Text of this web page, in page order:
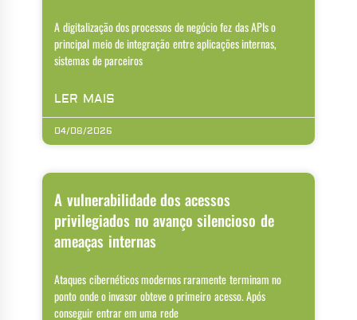
A digitalização dos processos de negócio fez das APIs o
principal meio de integração entre aplicações internas,
sistemas de parceiros
LER MAIS
04/08/2026
A vulnerabilidade dos acessos
privilegiados no avanço silencioso de
ameaças internas
Ataques cibernéticos modernos raramente terminam no
ponto onde o invasor obteve o primeiro acesso. Após
conseguir entrar em uma rede